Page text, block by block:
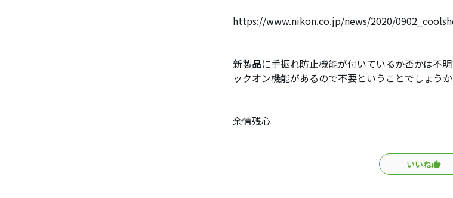
https://www.nikon.co.jp/news/2020/
新製品に手振れ防止機能が付いているか否かは不
ックオン機能があるので不要ということでしょうか
余情残心
いいね